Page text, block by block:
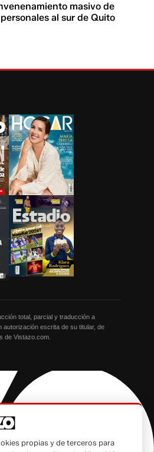
masivo de
al sur de Quito
total, parcial y traducción a
autorización escrita de su titular, de
de Vistazo.com.
propias y de terceros para